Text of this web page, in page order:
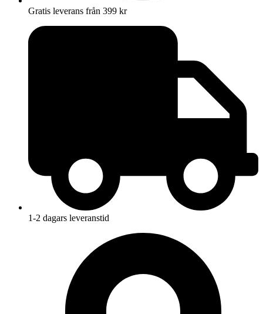
Gratis leverans från 399 kr
1-2 dagars leveranstid